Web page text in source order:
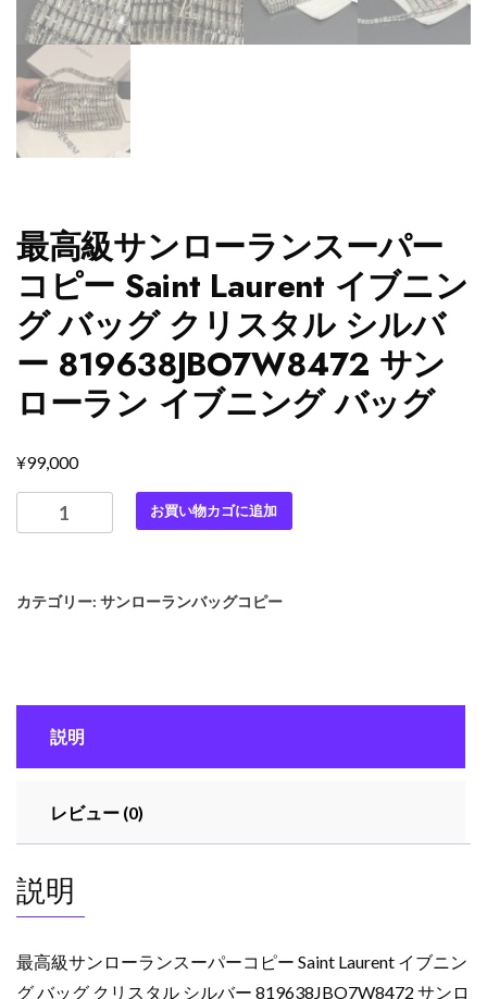
最高級サンローランスーパー
コピー Saint Laurent イブニン
グ バッグ クリスタル シルバ
ー 819638JBO7W8472 サン
ローラン イブニング バッグ
¥99,000
高
ン
ー
コ
ー
Saint
イ
お買い物カゴに追加
カテゴリー: サンローランバッグコピー
説明
レビュー (0)
説明
最高級サンローランスーパーコピー Saint Laurent イブニン
グ バッグ クリスタル シルバー 819638JBO7W8472 サンロ